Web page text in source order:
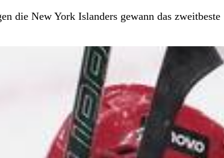
die New York Islanders gewann das zweitbeste